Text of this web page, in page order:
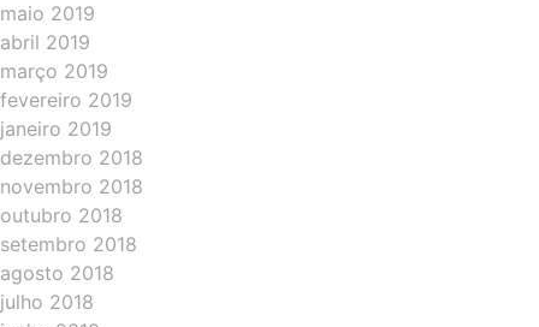
maio 2019
abril 2019
março 2019
fevereiro 2019
janeiro 2019
dezembro 2018
novembro 2018
outubro 2018
setembro 2018
agosto 2018
julho 2018